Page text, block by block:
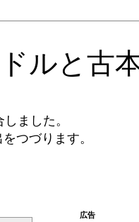
ルと古
ました。
つづります。
広告